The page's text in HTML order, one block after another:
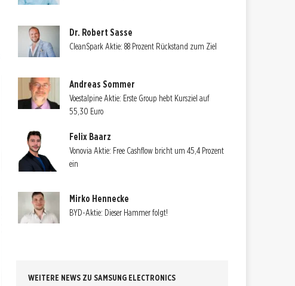
Dr. Robert Sasse
CleanSpark Aktie: 88 Prozent Rückstand zum Ziel
Andreas Sommer
Voestalpine Aktie: Erste Group hebt Kursziel auf
55,30 Euro
Felix Baarz
Vonovia Aktie: Free Cashflow bricht um 45,4 Prozent
ein
Mirko Hennecke
BYD-Aktie: Dieser Hammer folgt!
WEITERE NEWS ZU SAMSUNG ELECTRONICS